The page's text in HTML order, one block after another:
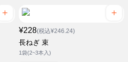
¥228(税込¥246.24)
長ねぎ 束
1袋(2~3本入)